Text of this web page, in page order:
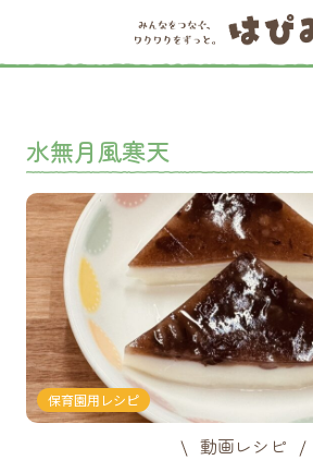
水無月風寒天
保育園用レシピ
動画レシピ